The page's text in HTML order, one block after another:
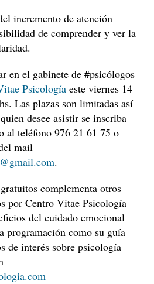
incremento de atención
de comprender y ver la
en el gabinete de #psicólogos
Psicología este viernes 14
Las plazas son limitadas así
desee asistir se inscriba
al teléfono 976 21 61 75 o
mail
.
complementa otros
por Centro Vitae Psicología
del cuidado emocional
programación como su guía
de interés sobre psicología